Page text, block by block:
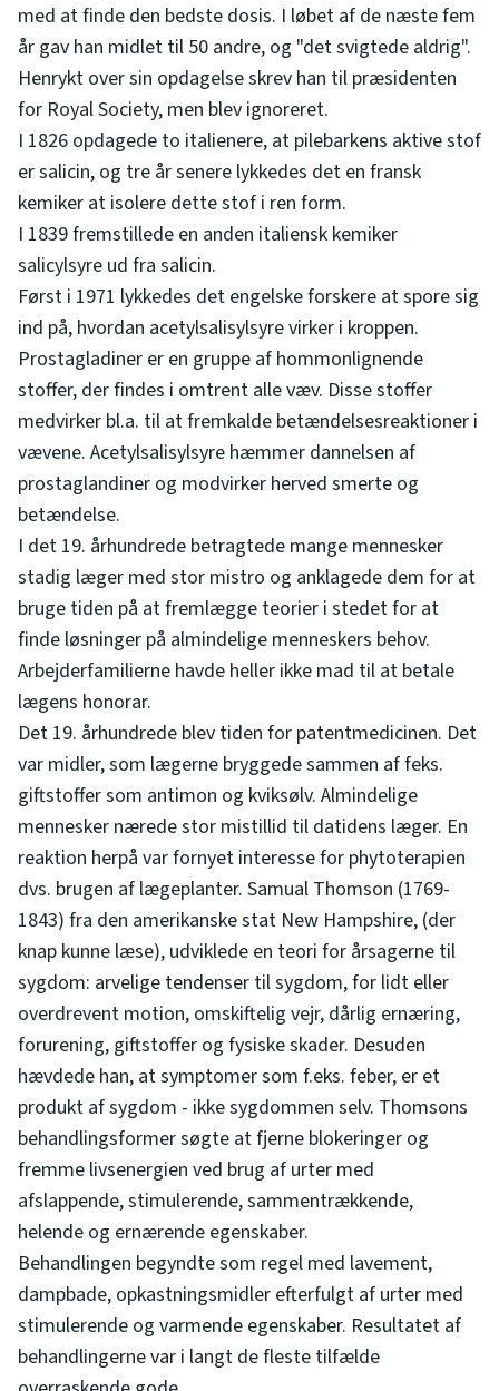
med at finde den bedste dosis. I løbet af de næste fem
år gav han midlet til 50 andre, og "det svigtede aldrig".
Henrykt over sin opdagelse skrev han til præsidenten
for Royal Society, men blev ignoreret.
I 1826 opdagede to italienere, at pilebarkens aktive stof
er salicin, og tre år senere lykkedes det en fransk
kemiker at isolere dette stof i ren form.
I 1839 fremstillede en anden italiensk kemiker
salicylsyre ud fra salicin.
Først i 1971 lykkedes det engelske forskere at spore sig
ind på, hvordan acetylsalisylsyre virker i kroppen.
Prostagladiner er en gruppe af hommonlignende
stoffer, der findes i omtrent alle væv. Disse stoffer
medvirker bl.a. til at fremkalde betændelsesreaktioner i
vævene. Acetylsalisylsyre hæmmer dannelsen af
prostaglandiner og modvirker herved smerte og
betændelse.
I det 19. århundrede betragtede mange mennesker
stadig læger med stor mistro og anklagede dem for at
bruge tiden på at fremlægge teorier i stedet for at
finde løsninger på almindelige menneskers behov.
Arbejderfamilierne havde heller ikke mad til at betale
lægens honorar.
Det 19. århundrede blev tiden for patentmedicinen. Det
var midler, som lægerne bryggede sammen af feks.
giftstoffer som antimon og kviksølv. Almindelige
mennesker nærede stor mistillid til datidens læger. En
reaktion herpå var fornyet interesse for phytoterapien
dvs. brugen af lægeplanter. Samual Thomson (1769-
1843) fra den amerikanske stat New Hampshire, (der
knap kunne læse), udviklede en teori for årsagerne til
sygdom: arvelige tendenser til sygdom, for lidt eller
overdrevent motion, omskiftelig vejr, dårlig ernæring,
forurening, giftstoffer og fysiske skader. Desuden
hævdede han, at symptomer som f.eks. feber, er et
produkt af sygdom - ikke sygdommen selv. Thomsons
behandlingsformer søgte at fjerne blokeringer og
fremme livsenergien ved brug af urter med
afslappende, stimulerende, sammentrækkende,
helende og ernærende egenskaber.
Behandlingen begyndte som regel med lavement,
dampbade, opkastningsmidler efterfulgt af urter med
stimulerende og varmende egenskaber. Resultatet af
behandlingerne var i langt de fleste tilfælde